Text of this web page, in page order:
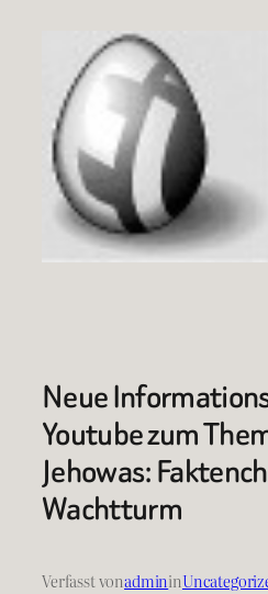
springen
Neue
Youtube zum
Jehowas:
Wachtturm
Verfasst vonadminin